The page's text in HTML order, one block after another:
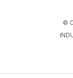
©